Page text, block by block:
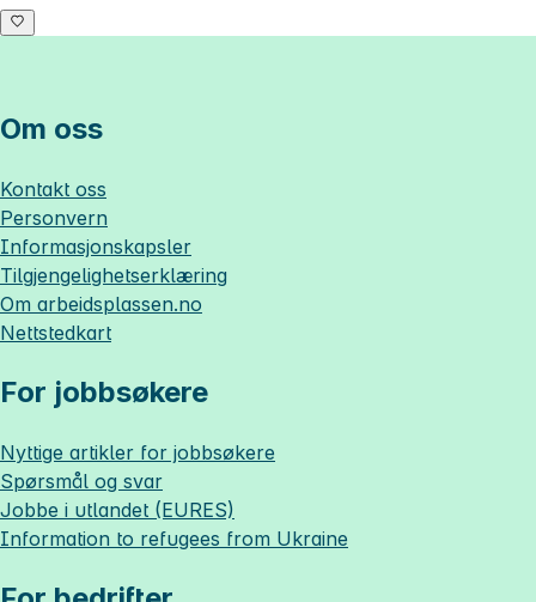
Om oss
Kontakt oss
Personvern
Informasjonskapsler
Tilgjengelighetserklæring
Om arbeidsplassen.no
Nettstedkart
For jobbsøkere
Nyttige artikler for jobbsøkere
Spørsmål og svar
Jobbe i utlandet (EURES)
Information to refugees from Ukraine